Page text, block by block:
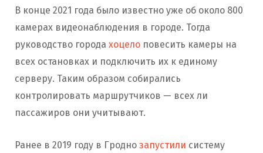
В конце 2021 года было известно уже об около 800
камерах видеонаблюдения в городе. Тогда
руководство города хоцело повесить камеры на
всех остановках и подключить их к единому
серверу. Таким образом собирались
контролировать маршрутчиков — всех ли
пассажиров они учитывают.
Ранее в 2019 году в Гродно запустили систему